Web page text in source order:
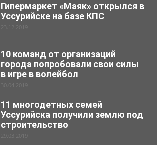
Гипермаркет «Маяк» открылся в
Уссурийске на базе КПС
23.12.2019
10 команд от организаций
города попробовали свои силы
в игре в волейбол
30.04.2019
11 многодетных семей
Уссурийска получили землю под
строительство
29.03.2019